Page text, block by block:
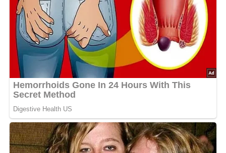
Zubereitung
Blumenkohl vorbereiten (15 Minuten):Den
Blumenkohl gründlich säubern, die Röschen abtrennen
und den Strunk zerkleinern. In leicht gesalzenem
Wasser kochen, bis er bissfest ist. Das Wasser
aufbewahren.
Suppe ansetzen (5 Minuten):
Topf auslassen und mit dem Mehl eine helle Schwitze
zubereiten.
Blumenkohlwasser hinzufügen (10 Minuten):Die